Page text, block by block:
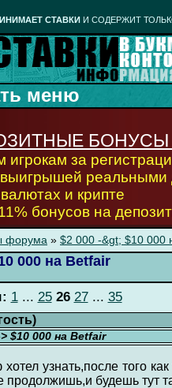
СТАВКИ И СОДЕРЖИТ
БОНУСЫ
игрокам за
реальными
и крипте
бонусов на
форума » $2 000 -&gt; $10 000
000 на Betfair
1... 25 26 27... 35
$10 000 на Betfair
узнать,после того
продолжишь,и будешь тут